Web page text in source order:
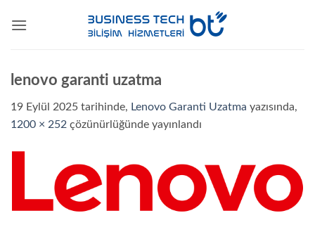
atla
lenovo garanti uzatma
19 Eylül 2025 tarihinde, Lenovo Garanti Uzatma yazısında,
1200 × 252 çözünürlüğünde yayınlandı